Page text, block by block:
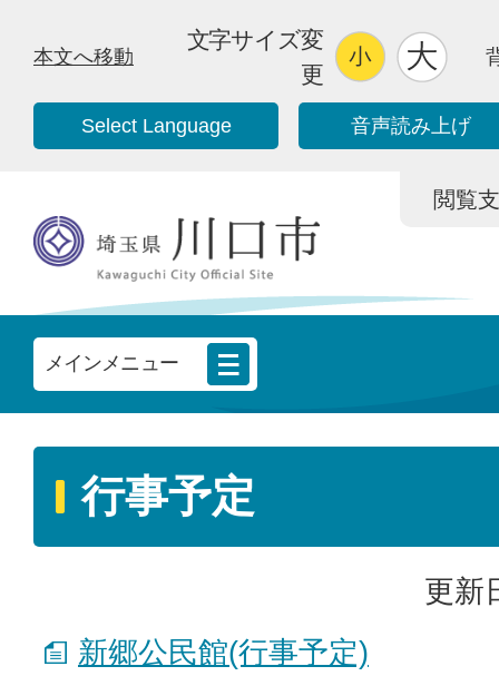
本文へ移動
文字サイズ変
更
Select Language 音声読み上げ
閲覧
メインメニュー
行事予定
更新
新郷公民館(行事予定)